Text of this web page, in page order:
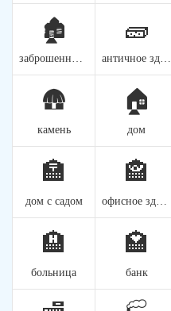
🏚️
заброшенный дом
🧱
античное здание
🛖
камень
🏠
дом
🏣
дом с садом
🏤
офисное здание
🏨
больница
🏩
банк